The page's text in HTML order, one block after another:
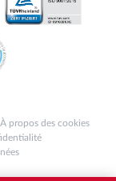
À propos des cookies